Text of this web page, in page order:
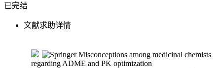
已完结
文献求助详情
Misconceptions among medicinal chemists
regarding ADME and PK optimization